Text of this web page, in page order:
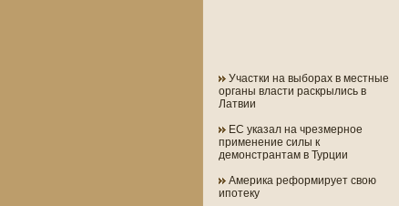
Участки на выборах в местные
органы власти раскрылись в
Латвии
ЕС указал на чрезмерное
применение силы к
демонстрантам в Турции
Америка реформирует свою
ипотеку